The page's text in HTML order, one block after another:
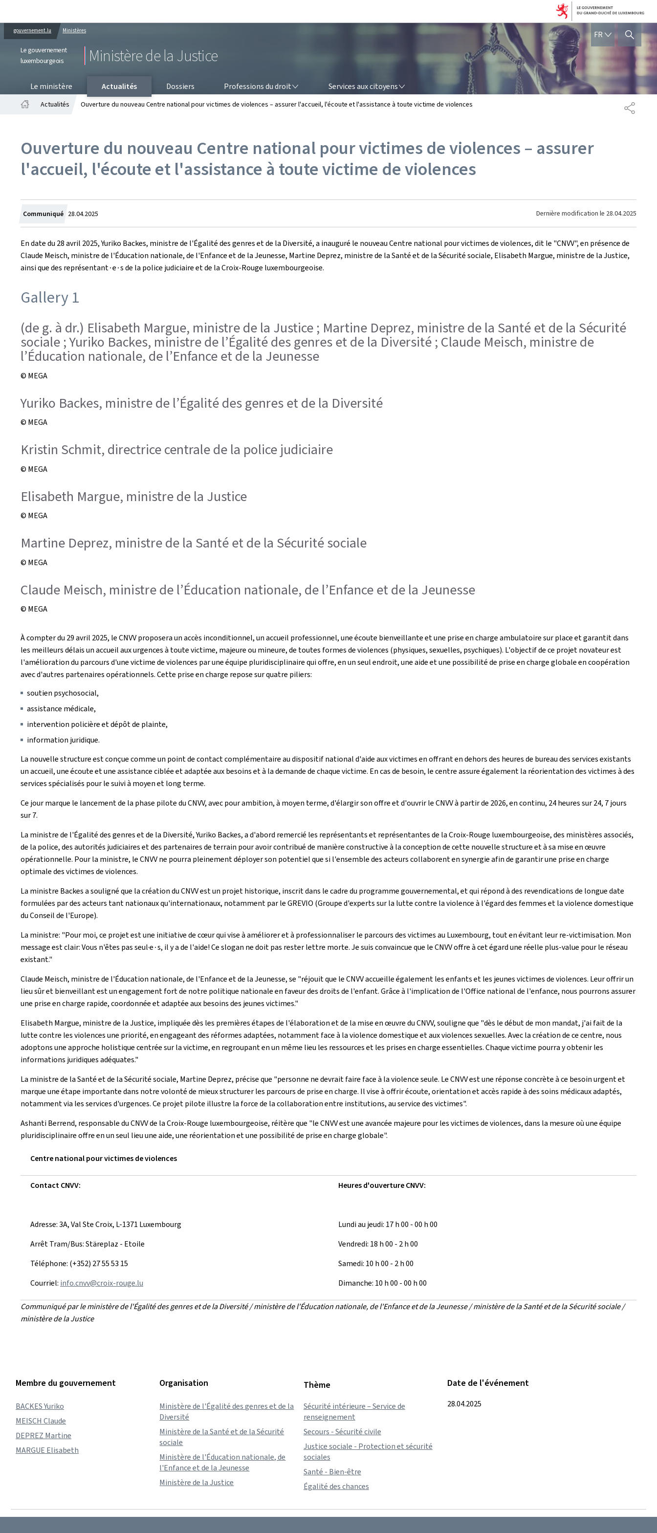
gouvernement.lu Ministères
Le gouvernement
luxembourgeois
Ministère de la Justice
FRFRANÇAIS
AFFICHER / MASQUER
Le ministère Actualités Dossiers Professions du droit Services aux citoyens
Actualités Ouverture du nouveau Centre national pour victimes de violences – assurer l'accueil, l'écoute et l'assistance à toute victime de violences
Ouverture du nouveau Centre national pour victimes de violences – assurer
l'accueil, l'écoute et l'assistance à toute victime de violences
Communiqué Crée
le
28.04.2025 Dernière modification le 28.04.2025
En date du 28 avril 2025, Yuriko Backes, ministre de l'Égalité des genres et de la Diversité, a inauguré le nouveau Centre national pour victimes de violences, dit le "CNVV", en présence de
Claude Meisch, ministre de l'Éducation nationale, de l'Enfance et de la Jeunesse, Martine Deprez, ministre de la Santé et de la Sécurité sociale, Elisabeth Margue, ministre de la Justice,
ainsi que des représentant∙e∙s de la police judiciaire et de la Croix-Rouge luxembourgeoise.
Gallery 1
(de g. à dr.) Elisabeth Margue, ministre de la Justice ; Martine Deprez, ministre de la Santé et de la Sécurité
sociale ; Yuriko Backes, ministre de l’Égalité des genres et de la Diversité ; Claude Meisch, ministre de
l’Éducation nationale, de l’Enfance et de la Jeunesse
© MEGA
Yuriko Backes, ministre de l’Égalité des genres et de la Diversité
© MEGA
Kristin Schmit, directrice centrale de la police judiciaire
© MEGA
Elisabeth Margue, ministre de la Justice
© MEGA
Martine Deprez, ministre de la Santé et de la Sécurité sociale
© MEGA
Claude Meisch, ministre de l’Éducation nationale, de l’Enfance et de la Jeunesse
© MEGA
À compter du 29 avril 2025, le CNVV proposera un accès inconditionnel, un accueil professionnel, une écoute bienveillante et une prise en charge ambulatoire sur place et garantit dans
les meilleurs délais un accueil aux urgences à toute victime, majeure ou mineure, de toutes formes de violences (physiques, sexuelles, psychiques). L'objectif de ce projet novateur est
l'amélioration du parcours d'une victime de violences par une équipe pluridisciplinaire qui offre, en un seul endroit, une aide et une possibilité de prise en charge globale en coopération
avec d'autres partenaires opérationnels. Cette prise en charge repose sur quatre piliers:
soutien psychosocial,
assistance médicale,
intervention policière et dépôt de plainte,
information juridique.
La nouvelle structure est conçue comme un point de contact complémentaire au dispositif national d'aide aux victimes en offrant en dehors des heures de bureau des services existants
un accueil, une écoute et une assistance ciblée et adaptée aux besoins et à la demande de chaque victime. En cas de besoin, le centre assure également la réorientation des victimes à des
services spécialisés pour le suivi à moyen et long terme.
Ce jour marque le lancement de la phase pilote du CNVV, avec pour ambition, à moyen terme, d'élargir son offre et d'ouvrir le CNVV à partir de 2026, en continu, 24 heures sur 24, 7 jours
sur 7.
La ministre de l'Égalité des genres et de la Diversité, Yuriko Backes, a d'abord remercié les représentants et représentantes de la Croix-Rouge luxembourgeoise, des ministères associés,
de la police, des autorités judiciaires et des partenaires de terrain pour avoir contribué de manière constructive à la conception de cette nouvelle structure et à sa mise en œuvre
opérationnelle. Pour la ministre, le CNVV ne pourra pleinement déployer son potentiel que si l'ensemble des acteurs collaborent en synergie afin de garantir une prise en charge
optimale des victimes de violences.
La ministre Backes a souligné que la création du CNVV est un projet historique, inscrit dans le cadre du programme gouvernemental, et qui répond à des revendications de longue date
formulées par des acteurs tant nationaux qu'internationaux, notamment par le GREVIO (Groupe d'experts sur la lutte contre la violence à l'égard des femmes et la violence domestique
du Conseil de l'Europe).
La ministre: "Pour moi, ce projet est une initiative de cœur qui vise à améliorer et à professionnaliser le parcours des victimes au Luxembourg, tout en évitant leur re-victimisation. Mon
message est clair: Vous n'êtes pas seul·e∙s, il y a de l'aide! Ce slogan ne doit pas rester lettre morte. Je suis convaincue que le CNVV offre à cet égard une réelle plus-value pour le réseau
existant."
Claude Meisch, ministre de l'Éducation nationale, de l'Enfance et de la Jeunesse, se "réjouit que le CNVV accueille également les enfants et les jeunes victimes de violences. Leur offrir un
lieu sûr et bienveillant est un engagement fort de notre politique nationale en faveur des droits de l'enfant. Grâce à l'implication de l'Office national de l'enfance, nous pourrons assurer
une prise en charge rapide, coordonnée et adaptée aux besoins des jeunes victimes."
Elisabeth Margue, ministre de la Justice, impliquée dès les premières étapes de l'élaboration et de la mise en œuvre du CNVV, souligne que "dès le début de mon mandat, j'ai fait de la
lutte contre les violences une priorité, en engageant des réformes adaptées, notamment face à la violence domestique et aux violences sexuelles. Avec la création de ce centre, nous
adoptons une approche holistique centrée sur la victime, en regroupant en un même lieu les ressources et les prises en charge essentielles. Chaque victime pourra y obtenir les
informations juridiques adéquates."
La ministre de la Santé et de la Sécurité sociale, Martine Deprez, précise que "personne ne devrait faire face à la violence seule. Le CNVV est une réponse concrète à ce besoin urgent et
marque une étape importante dans notre volonté de mieux structurer les parcours de prise en charge. Il vise à offrir écoute, orientation et accès rapide à des soins médicaux adaptés,
notamment via les services d'urgences. Ce projet pilote illustre la force de la collaboration entre institutions, au service des victimes".
Ashanti Berrend, responsable du CNVV de la Croix-Rouge luxembourgeoise, réitère que "le CNVV est une avancée majeure pour les victimes de violences, dans la mesure où une équipe
pluridisciplinaire offre en un seul lieu une aide, une réorientation et une possibilité de prise en charge globale".
Centre national pour victimes de violences
Contact CNVV:
Adresse: 3A, Val Ste Croix, L-1371 Luxembourg
Arrêt Tram/Bus: Stäreplaz - Etoile
Téléphone: (+352) 27 55 53 15
Courriel: info.cnvv@croix-rouge.lu
Heures d'ouverture CNVV:
Lundi au jeudi: 17 h 00 - 00 h 00
Vendredi: 18 h 00 - 2 h 00
Samedi: 10 h 00 - 2 h 00
Dimanche: 10 h 00 - 00 h 00
Communiqué par le ministère de l'Égalité des genres et de la Diversité / ministère de l'Éducation nationale, de l'Enfance et de la Jeunesse / ministère de la Santé et de la Sécurité sociale /
ministère de la Justice
Membre du gouvernement
BACKES Yuriko
MEISCH Claude
DEPREZ Martine
MARGUE Elisabeth
Organisation
Ministère de l'Égalité des genres et de la
Diversité
Ministère de la Santé et de la Sécurité
sociale
Ministère de l'Éducation nationale, de
l'Enfance et de la Jeunesse
Ministère de la Justice
Thème
Sécurité intérieure – Service de
renseignement
Secours - Sécurité civile
Justice sociale - Protection et sécurité
sociales
Santé - Bien-être
Égalité des chances
Date de l'événement
28.04.2025